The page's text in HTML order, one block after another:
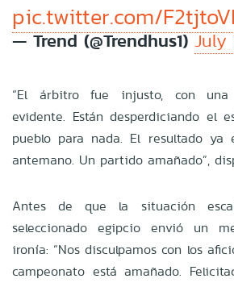
pic.twitter.com/
— Trend (@Trendhus1)July
“El árbitro fue injusto, con
evidente. Están desperdiciando el
pueblo para nada. El resultado ya
antemano. Un partido amañado”,
Antes de que la situación
seleccionado egipcio envió un
ironía: “Nos disculpamos con los
campeonato está amañado.